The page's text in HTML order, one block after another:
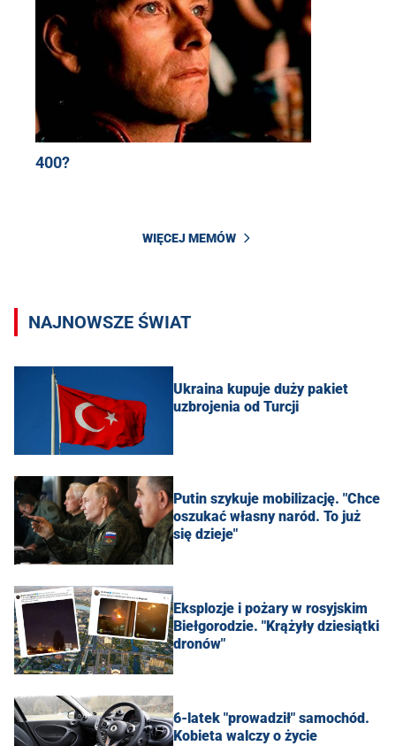
400?
WIĘCEJ MEMÓW
NAJNOWSZE ŚWIAT
Ukraina kupuje duży pakiet
uzbrojenia od Turcji
Putin szykuje mobilizację. "Chce
oszukać własny naród. To już
się dzieje"
Eksplozje i pożary w rosyjskim
Biełgorodzie. "Krążyły dziesiątki
dronów"
6-latek "prowadził" samochód.
Kobieta walczy o życie